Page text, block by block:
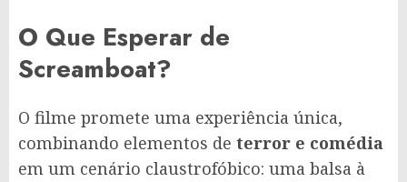
O Que Esperar de
Screamboat?
O filme promete uma experiência única,
combinando elementos de terror e comédia
em um cenário claustrofóbico: uma balsa à